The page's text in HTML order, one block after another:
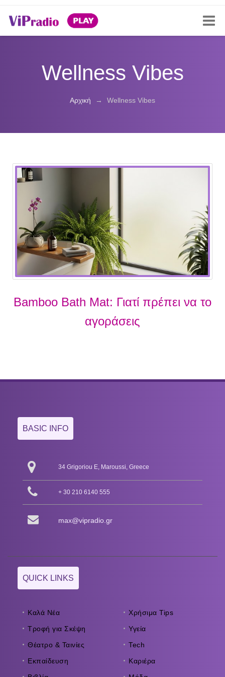
Wellness Vibes
Αρχική → Wellness Vibes
Bamboo Bath Mat: Γιατί πρέπει να το
αγοράσεις
BASIC INFO
34 Grigoriou E, Maroussi, Greece
+ 30 210 6140 555
max@vipradio.gr
QUICK LINKS
Καλά Νέα
Τροφή για Σκέψη
Θέατρο & Ταινίες
Εκπαίδευση
Χρήσιμα Tips
Υγεία
Tech
Καριέρα